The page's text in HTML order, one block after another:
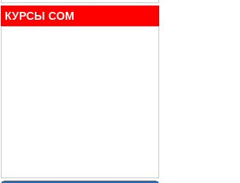
КУРСЫ COM